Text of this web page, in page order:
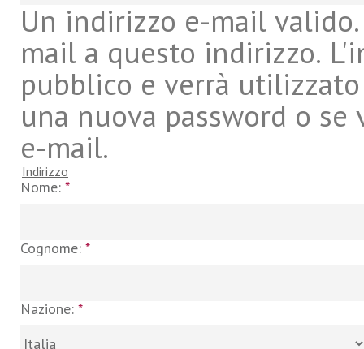
Un indirizzo e-mail
mail a questo indirizzo.
pubblico e verrà
una nuova password o
e-mail.
Indirizzo
Nome: *
Cognome: *
Nazione: *